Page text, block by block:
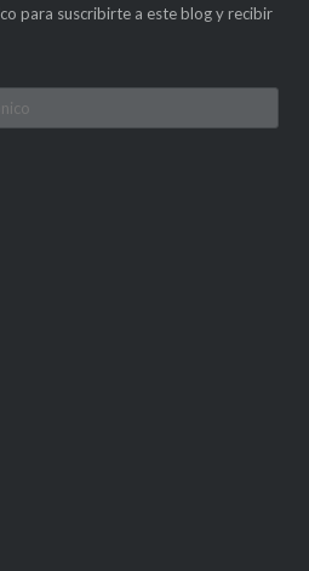
para suscribirte a este blog y recibir